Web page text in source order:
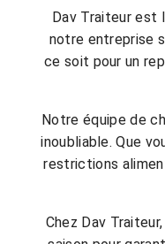
Dav Traiteur est
notre entreprise
ce soit pour un
Notre équipe de
inoubliable. Que
restrictions
Chez Dav